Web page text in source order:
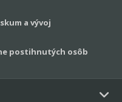
a vývoj
postihnutých osôb